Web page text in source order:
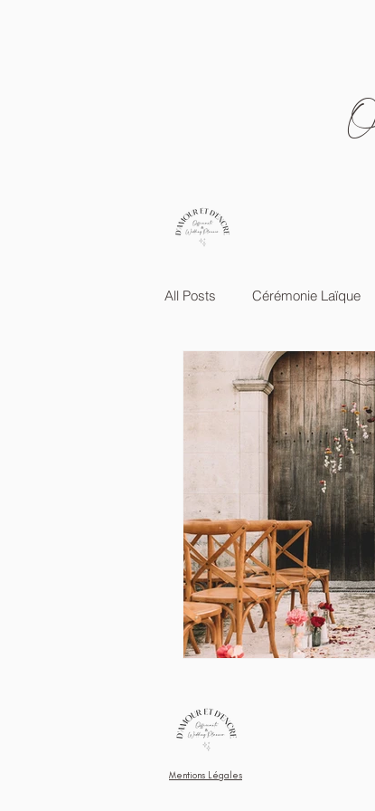
All Posts Cérémonie Laïque
Mentions Légales